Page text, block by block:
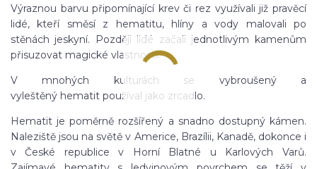
Výraznou barvu připomínající krev či rez využívali již pravěcí
lidé, kteří směsí z hematitu, hlíny a vody malovali po
stěnách jeskyní. Později lidé začali jednotlivým kamenům
přisuzovat magické vlastnosti.
V mnohých kulturách se vybroušený a
vyleštěný hematit používal jako zrcadlo.
Hematit je poměrně rozšířený a snadno dostupný kámen.
Naleziště jsou na světě v Americe, Brazílii, Kanadě, dokonce i
v České republice v Horní Blatné u Karlových Varů.